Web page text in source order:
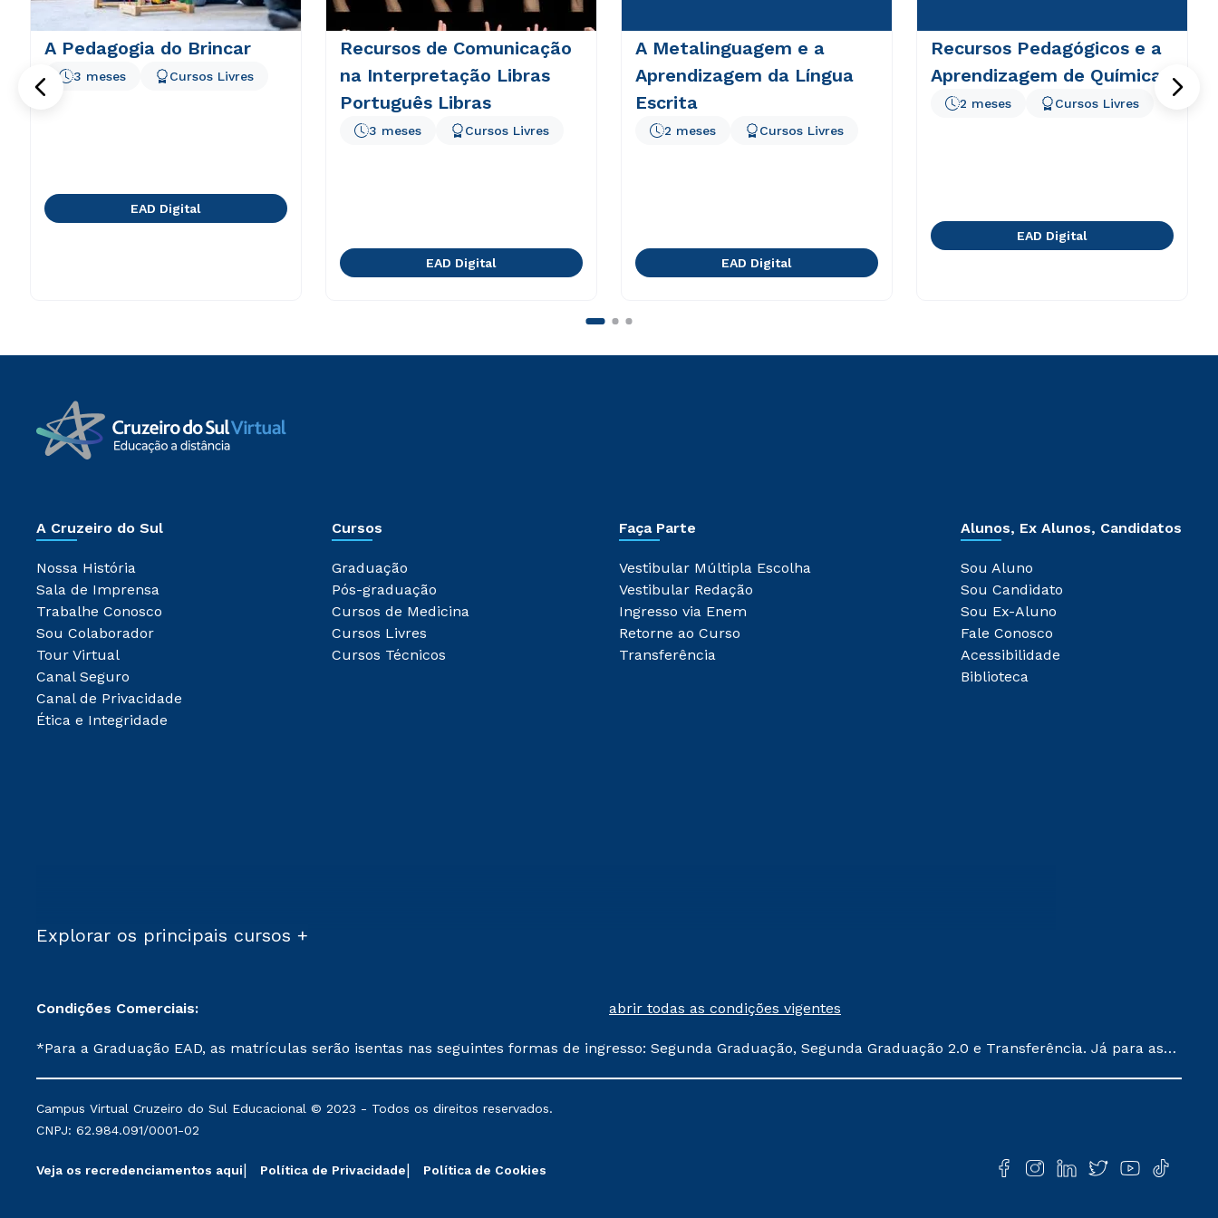
A Pedagogia do Brincar
3 meses Cursos Livres
EAD Digital
Recursos de Comunicação
na Interpretação Libras
Português Libras
3 meses Cursos Livres
EAD Digital
A Metalinguagem e a
Aprendizagem da Língua
Escrita
2 meses Cursos Livres
EAD Digital
Recursos Pedagógicos e a
Aprendizagem de Química
2 meses Cursos Livres
EAD Digital
A Cruzeiro do Sul
Nossa História
Sala de Imprensa
Trabalhe Conosco
Sou Colaborador
Tour Virtual
Canal Seguro
Canal de Privacidade
Ética e Integridade
Cursos
Graduação
Pós-graduação
Cursos de Medicina
Cursos Livres
Cursos Técnicos
Faça Parte
Vestibular Múltipla Escolha
Vestibular Redação
Ingresso via Enem
Retorne ao Curso
Transferência
Alunos, Ex Alunos, Candidatos
Sou Aluno
Sou Candidato
Sou Ex-Aluno
Fale Conosco
Acessibilidade
Biblioteca
Explorar os principais cursos +
Condições Comerciais: abrir todas as condições vigentes
*Para a Graduação EAD, as matrículas serão isentas nas seguintes formas de ingresso: Segunda Graduação, Segunda Graduação 2.0 e Transferência. Já para as
mantidos conforme negociação. Descontos institucionais poderão sofrer alterações nos períodos de rematrícula conforme exposto no contrato de prestação de
serviços.
Campus Virtual Cruzeiro do Sul Educacional © 2023 - Todos os direitos reservados.
CNPJ: 62.984.091/0001-02
Veja os recredenciamentos aqui Política de Privacidade Política de Cookies